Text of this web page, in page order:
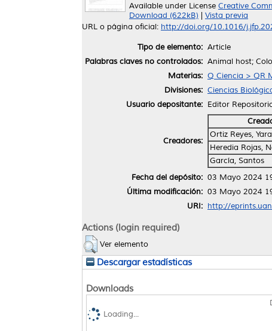
Available under License Creative
Download (622kB)
Vista previa
URL o página oficial: http://doi.org/10.1016/
Tipo de elemento: Article
Palabras claves no controlados: Animal host;
Materias: Q Ciencia > QR
Divisiones: Ciencias
Usuario depositante: Editor
Creadores:
Ortiz Reyes,
Heredia Rojas,
García, Santos
Fecha del depósito: 03 Mayo 2024
Última modificación: 03 Mayo 2024
URI: http://
Actions (login required)
Ver elemento
Descargar estadísticas
Downloads
Loading...